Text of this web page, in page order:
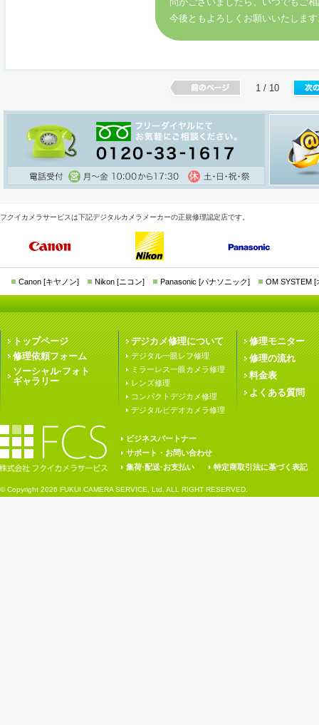
今後ともよろしくお願いいたしま
1 / 10
フクイカメラサービスは下記デジタルカメラメーカーの正規修理認定店です。
Canon [キヤノン] Nikon [ニコン] Panasonic [パナソニック] OM SYSTEM [
トップページ
修理依頼フォーム
ソーシャル·フォト
ギャラリー
デジカメ修理について
デジタル一眼レフ修理
ミラーレス一眼カメラ修理
レンズ修理
コンパクトデジカメ修理
デジタルビデオカメラ修理
修理モニター
修理の流れ
料金表
よくある質問
ビジネスパートナー
サポート・お問い合わせ
集荷·配送·お支払い
特定商取引法に基づく表記
© Copyright 2026 FUKUI CAMERA SERVICE, Ltd. ALL RIGHT RESERVED.